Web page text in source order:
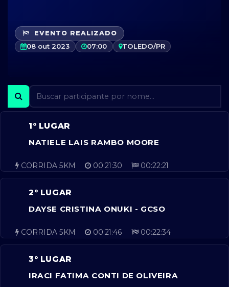
EVENTO REALIZADO
08 out 2023 07:00 TOLEDO/PR
1º LUGAR
NATIELE LAIS RAMBO MOORE
CORRIDA 5KM 00:21:30 00:22:21
2º LUGAR
DAYSE CRISTINA ONUKI - GCSO
CORRIDA 5KM 00:21:46 00:22:34
3º LUGAR
IRACI FATIMA CONTI DE OLIVEIRA